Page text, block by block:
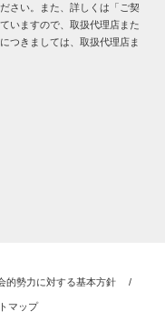
さい。また、詳しくは「ご契
いますので、取扱代理店また
つきましては、取扱代理店ま
的勢力に対する基本方針 /
マップ